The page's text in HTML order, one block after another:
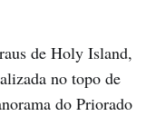
de Holy Island,
no topo de
do Priorado